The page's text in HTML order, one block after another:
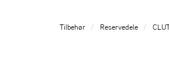
Tilbehør Reservedele